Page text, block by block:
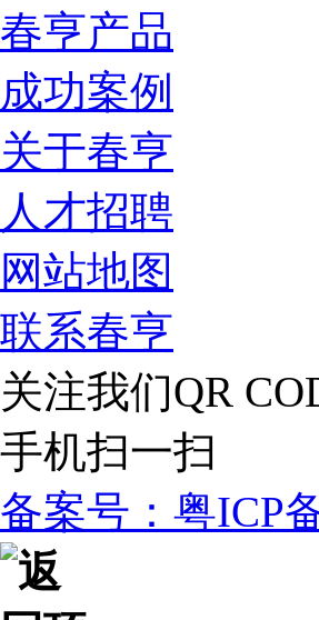
春亨产品
成功案例
关于春亨
人才招聘
网站地图
联系春亨
关注我们QR
手机扫一扫
备案号：粤ICP